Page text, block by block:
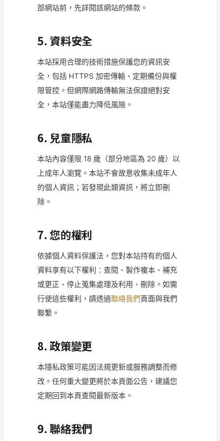
部網站前，先詳閱該網站的條款。
5. 資料安全
本站採用合理的技術措施保護您的資訊安
全，包括 HTTPS 加密傳輸、定期備份與權
限管控。但網際網路傳輸無法保證絕對安
全，本站僅能盡力降低風險。
6. 兒童隱私
本站內容僅限 18 歲（部分地區為 20 歲）以
上成年人瀏覽。本站不會故意收集未成年人
的個人資訊；若發現此類資訊，將立即刪
除。
7. 您的權利
依據個人資料保護法，您對本站持有的個人
資料享有以下權利：查閱、製作複本、補充
或更正、停止蒐集處理及利用、刪除。如需
行使這些權利，請透過聯絡我們頁面與我們
聯繫。
8. 政策變更
本隱私政策可能因法規更新或服務調整而修
改。任何重大變更將於本頁面公告，建議您
定期回到本頁查閱最新版本。
9. 聯絡我們